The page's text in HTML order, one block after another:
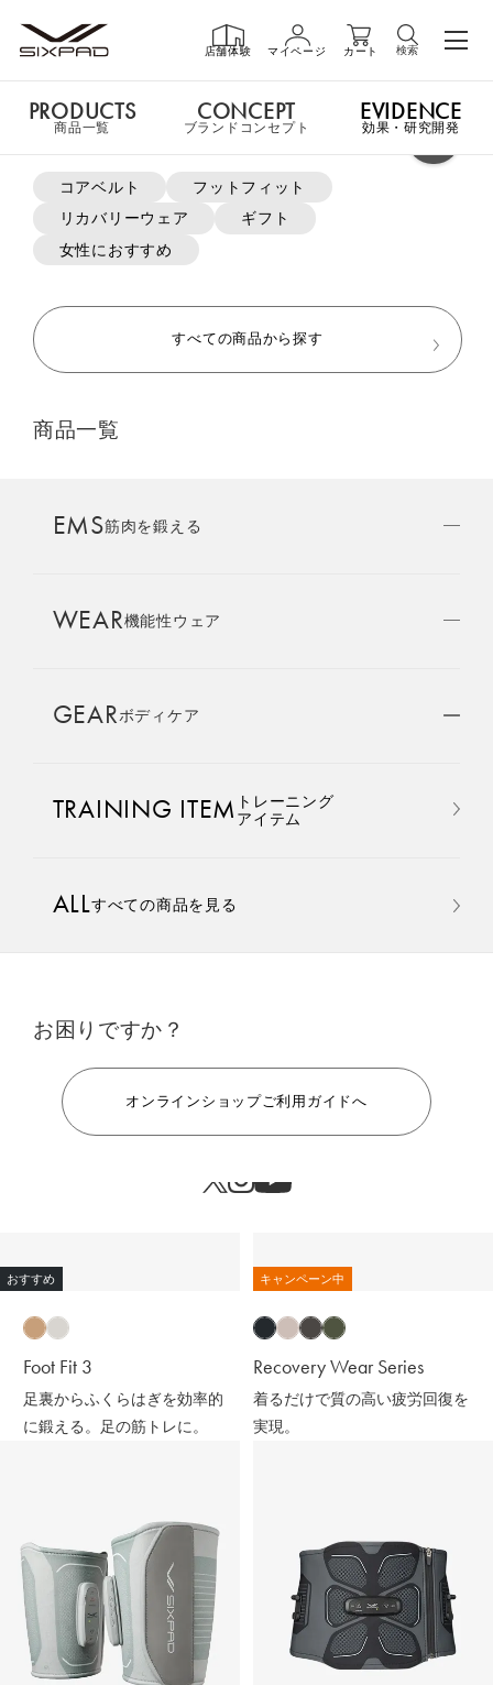
店舗体験 マイページ カート 検索
PRODUCTS商品一覧
GIFT ギフト
LIVE SHOPPING
AMBASSADOR
SIXPAD APP
COLUMN
LARGE ORDER⼤⼝注⽂窓⼝
MULTI EMS
よく検索されているキーワード
コアベルト
フットフィット
リカバリーウェア
ギフト
女性におすすめ
すべての商品から探す
商品一覧
EMS筋肉を鍛える
WEAR機能性ウェア
GEARボディケア
TRAINING ITEM トレーニング
アイテム
ALLすべての商品を見る
お困りですか？
オンラインショップご利用ガイドへ
PRODUCTS
商品一覧
CONCEPT
ブランドコンセプト
EVIDENCE
効果・研究開発
申し訳ございません。この商品には詳細情報がありません。
おすすめ商品・新商品はこちら
手軽に、パワフルに、進化。
おすすめ
Foot Fit 3
足裏からふくらはぎを効率的
に鍛える。足の筋トレに。
キャンペーン中
Recovery Wear Series
着るだけで質の高い疲労回復を
実現。